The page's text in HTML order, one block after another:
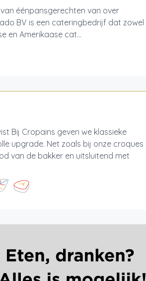
éénpansgerechten van over
BV is een cateringbedrijf dat zowel
en Amerikaase cat...
Bij Cropains geven we klassieke
upgrade. Net zoals bij onze croques
van de bakker en uitsluitend met